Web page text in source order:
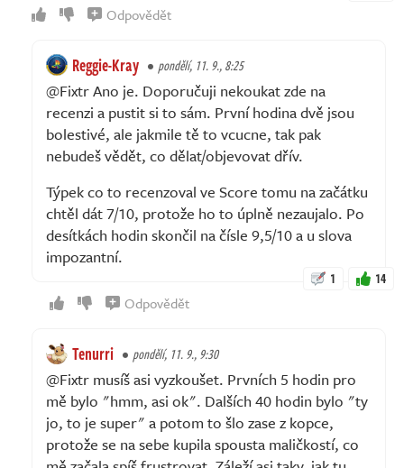
Odpovědět
Reggie-Kray pondělí, 11. 9., 8:25
@Fixtr Ano je. Doporučuji nekoukat zde na
recenzi a pustit si to sám. První hodina dvě jsou
bolestivé, ale jakmile tě to vcucne, tak pak
nebudeš vědět, co dělat/objevovat dřív.
Týpek co to recenzoval ve Score tomu na začátku
chtěl dát 7/10, protože ho to úplně nezaujalo. Po
desítkách hodin skončil na čísle 9,5/10 a u slova
impozantní.
1 14
Odpovědět
Tenurri pondělí, 11. 9., 9:30
@Fixtr musíš asi vyzkoušet. Prvních 5 hodin pro
mě bylo "hmm, asi ok". Dalších 40 hodin bylo "ty
jo, to je super" a potom to šlo zase z kopce,
protože se na sebe kupila spousta maličkostí, co